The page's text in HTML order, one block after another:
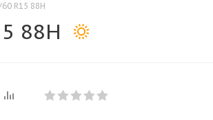
R15 88H
88H